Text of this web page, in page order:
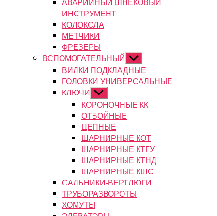
ИНСТРУМЕНТ
КОЛОКОЛА
МЕТЧИКИ
ФРЕЗЕРЫ
ВСПОМОГАТЕЛЬНЫЙ Показывать
подменю
ВИЛКИ ПОДКЛАДНЫЕ
ГОЛОВКИ УНИВЕРСАЛЬНЫЕ
КЛЮЧИ Показывать
подменю
КОРОНОЧНЫЕ КК
ОТБОЙНЫЕ
ЦЕПНЫЕ
ШАРНИРНЫЕ КОТ
ШАРНИРНЫЕ КТГУ
ШАРНИРНЫЕ КТНД
ШАРНИРНЫЕ КШС
САЛЬНИКИ-ВЕРТЛЮГИ
ТРУБОРАЗВОРОТЫ
ХОМУТЫ